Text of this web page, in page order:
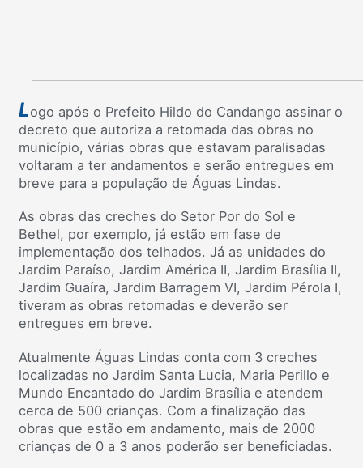
Logo após o Prefeito Hildo do Candango assinar o
decreto que autoriza a retomada das obras no
município, várias obras que estavam paralisadas
voltaram a ter andamentos e serão entregues em
breve para a população de Águas Lindas.
As obras das creches do Setor Por do Sol e
Bethel, por exemplo, já estão em fase de
implementação dos telhados. Já as unidades do
Jardim Paraíso, Jardim América II, Jardim Brasília II,
Jardim Guaíra, Jardim Barragem VI, Jardim Pérola I,
tiveram as obras retomadas e deverão ser
entregues em breve.
Atualmente Águas Lindas conta com 3 creches
localizadas no Jardim Santa Lucia, Maria Perillo e
Mundo Encantado do Jardim Brasília e atendem
cerca de 500 crianças. Com a finalização das
obras que estão em andamento, mais de 2000
crianças de 0 a 3 anos poderão ser beneficiadas.